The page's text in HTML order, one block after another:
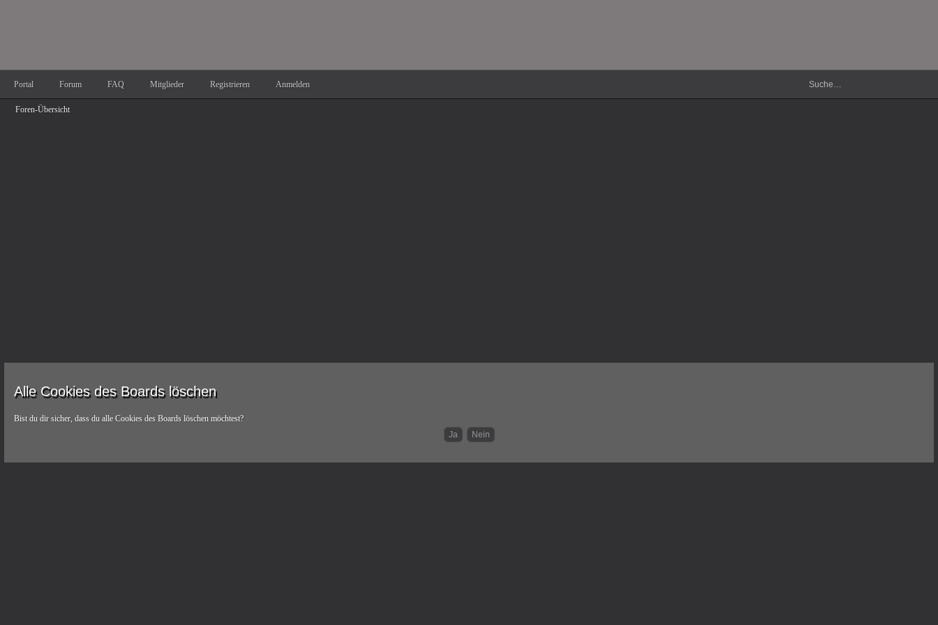
Portal Forum FAQ Mitglieder Registrieren Anmelden
Foren-Übersicht
Alle Cookies des Boards löschen
Bist du dir sicher, dass du alle Cookies des Boards löschen möchtest?